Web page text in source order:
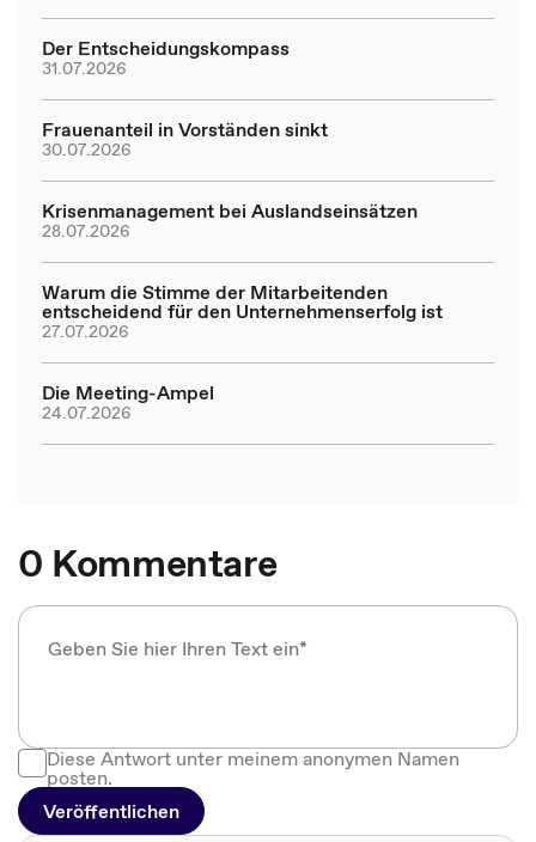
Der Entscheidungskompass
31.07.2026
Frauenanteil in Vorständen sinkt
30.07.2026
Krisenmanagement bei Auslandseinsätzen
28.07.2026
Warum die Stimme der Mitarbeitenden
entscheidend für den Unternehmenserfolg ist
27.07.2026
Die Meeting-Ampel
24.07.2026
0 Kommentare
Diese Antwort unter meinem anonymen Namen
posten.
Veröffentlichen